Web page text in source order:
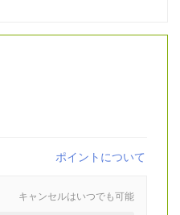
ポイントについて
キャンセルはいつでも可能